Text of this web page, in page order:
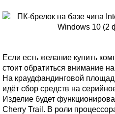
Если есть желание купить
стоит обратиться внимание
На краудфандинговой
идёт сбор средств на
Изделие будет
Cherry Trail. В роли